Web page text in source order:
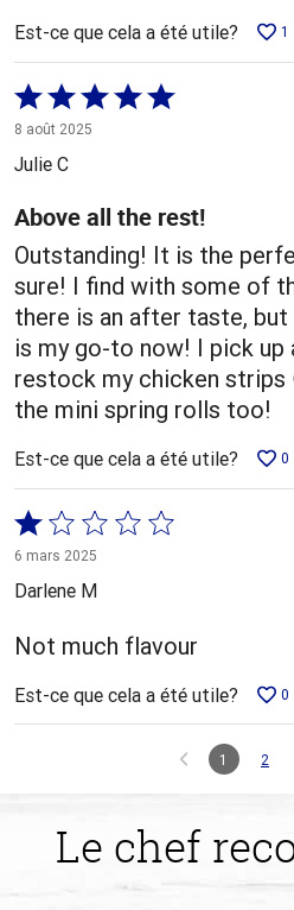
Est-ce que cela a été utile? 1
Coté
5 sur
5
8 août 2025
Julie C
Above all the rest!
Outstanding! It is the
sure! I find with some of
there is an after taste,
is my go-to now! I pick up
restock my chicken strips
the mini spring rolls too!
Est-ce que cela a été utile? 0
Coté
1 sur
5
6 mars 2025
Darlene M
Not much flavour
Est-ce que cela a été utile? 0
1 2
Le chef